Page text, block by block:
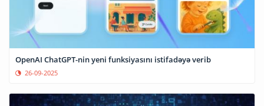
OpenAI ChatGPT-nin yeni funksiyasını istifadəyə verib
26-09-2025